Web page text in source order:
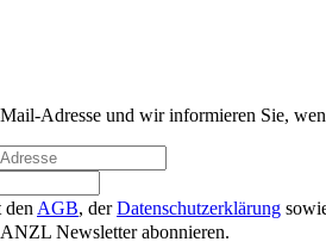
Adresse und wir informieren Sie,
den AGB, derDatenschutzerklärung
Newsletter abonnieren.